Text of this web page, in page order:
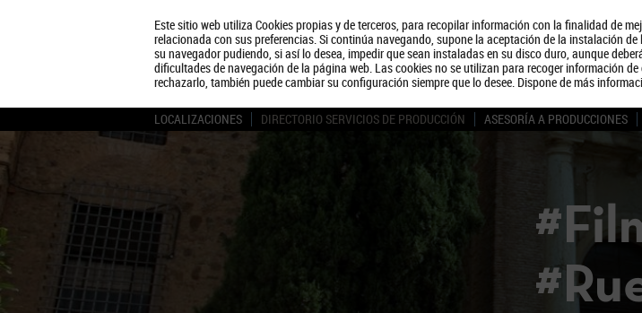
Este sitio web utiliza Cookies propias y de terceros, para recopilar información con la finalidad de
relacionada con sus preferencias. Si continúa navegando, supone la aceptación de la instalación
su navegador pudiendo, si así lo desea, impedir que sean instaladas en su disco duro, aunque
dificultades de navegación de la página web. Las cookies no se utilizan para recoger información
rechazarlo, también puede cambiar su configuración siempre que lo desee. Dispone de más
LOCALIZACIONES DIRECTORIO SERVICIOS DE PRODUCCIÓN ASESORÍA A PRODUCCIONES